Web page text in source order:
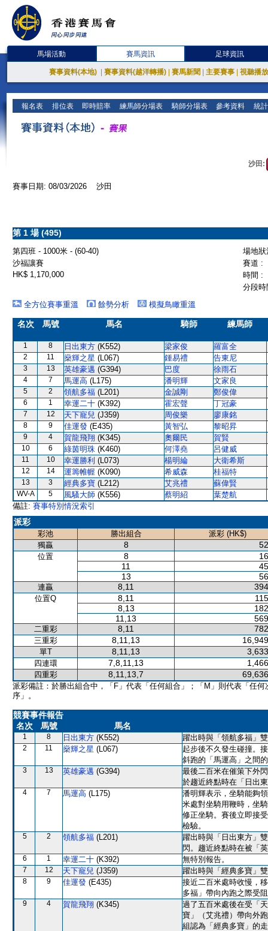
馬場活動 賽馬資訊 足球資訊
賽事資料(本地) 賽事資料(越洋轉播) 賽馬新聞 主要賽事 視聽播
報名表 排位表 即時賠率 練馬師分場表 騎師分場表 參考資料 統
沙田:
賽事日期: 08/03/2026 沙田
第 1 場 (495)
第四班 - 1000米 - (60-40)
場地
沙福讓賽
賽道 :
HK$ 1,170,000
時間 :
分段
全方位賽事重溫
餘勢分析 模擬鳥瞰重溫
名次 馬號 馬名 騎師 練馬師
1 8 日出東方 (K552) 梁家俊 羅富全
2 11 燊輝之星 (L067) 鍾易禮 告東尼
3 13 英雄豪邁 (G394) 巴度 徐雨石
4 7 馬運高 (L175) 潘明輝 文家良
5 2 領航多福 (L201) 金誠剛 鄭俊偉
6 1 幸運二十 (K392) 霍宏聲 丁冠豪
7 12 天下寵兒 (J359) 周俊樂 廖康銘
8 9 佳運發 (E435) 黃智弘 黎昭昇
9 4 賀龍飛翔 (K345) 奧爾民 賀賢
10 6 綠茵明珠 (K460) 何澤堯 呂健威
11 10 幸運勝利 (L073) 楊明綸 大衛希斯
12 14 運籌帷幄 (K090) 希威森 桂福特
13 3 經典多寶 (L212) 艾兆禮 蘇偉賢
WV-A 5 風騷大師 (K556) 蔡明紹
葉楚航
備註: 賽事特別情況索引
派彩
彩池 勝出組合
派彩 (HK$)
獨贏
8
位置 8
11
13
連贏 8,11
位置Q 8,11
8,13
11,13
二重彩 8,11
三重彩 8,11,13
單T 8,11,13
四連環 7,8,11,13
四重彩 8,11,13,7
派彩備註：於勝出組合中，「F」代表「任何組合」；「M」則代表「任何
序」。
競賽事件報告
名次
馬號 馬名
1 8 日出東方 (K552) 躍出時與「領航多福」
2 11 燊輝之星 (L067)
起步後不久發生碰撞。
斜跑的「馬運高」之間
3 13 英雄豪邁 (G394)
最後二百米在催策下外
於趨近終點時在「日出
4 7 馬運高 (L175)
潘明輝表示，坐騎能夠
米處對坐騎用鞭時，坐
修正坐騎。賽後立即接
檢驗。
5 2 領航多福 (L201)
躍出時與「日出東方」
閃。趨近終點時在被「
6 1 幸運二十 (K392) 無特別報告。
7 12 天下寵兒 (J359) 躍出時與「經典多寶」
8 9 佳運發 (E435)
接近二百米處時收慢，
多福」帶向內跑之際受
9 4 賀龍飛翔 (K345)
過了五百米處後在受「
寶」（艾兆禮）帶向外
組認為「經典多寶」的